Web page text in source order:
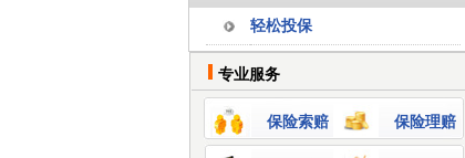
轻松投保
专业服务
保险索赔 保险理赔